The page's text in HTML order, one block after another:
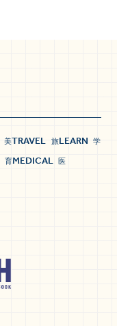
美TRAVEL 旅LEARN 学
育MEDICAL 医